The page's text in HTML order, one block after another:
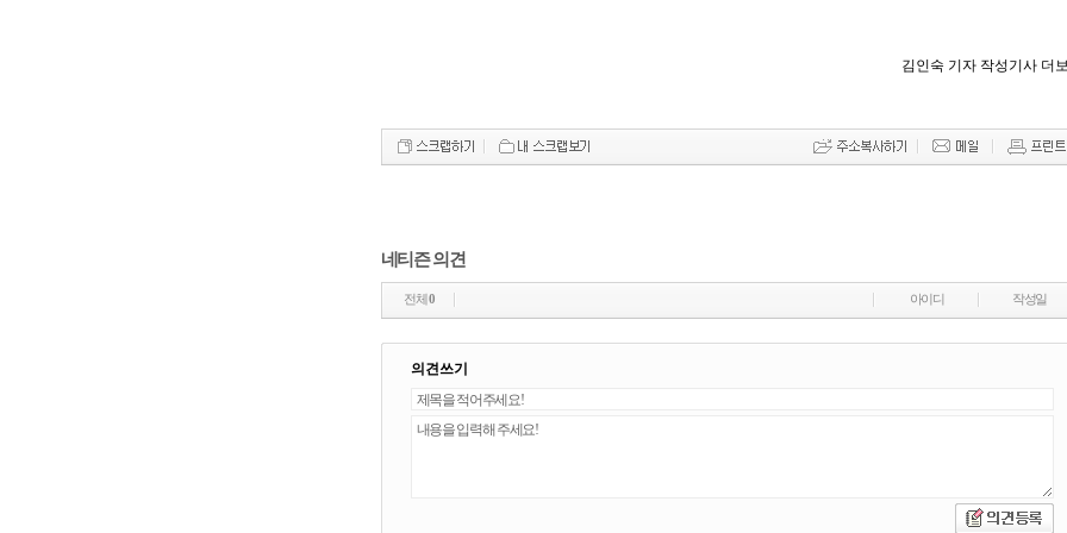
김인숙 기자 작성기사 더
네티즌 의견
전체0 아이디 작성일
의견쓰기